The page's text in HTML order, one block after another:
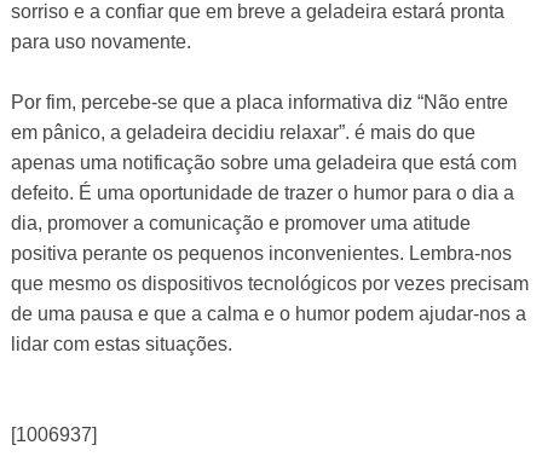
sorriso e a confiar que em breve a geladeira estará pronta
para uso novamente.
Por fim, percebe-se que a placa informativa diz “Não entre
em pânico, a geladeira decidiu relaxar”. é mais do que
apenas uma notificação sobre uma geladeira que está com
defeito. É uma oportunidade de trazer o humor para o dia a
dia, promover a comunicação e promover uma atitude
positiva perante os pequenos inconvenientes. Lembra-nos
que mesmo os dispositivos tecnológicos por vezes precisam
de uma pausa e que a calma e o humor podem ajudar-nos a
lidar com estas situações.
[1006937]